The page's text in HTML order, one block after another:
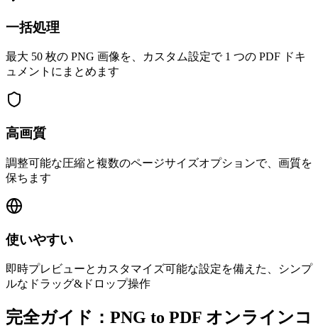
一括処理
最大 50 枚の PNG 画像を、カスタム設定で 1 つの PDF ドキ
ュメントにまとめます
高画質
調整可能な圧縮と複数のページサイズオプションで、画質を
保ちます
使いやすい
即時プレビューとカスタマイズ可能な設定を備えた、シンプ
ルなドラッグ&ドロップ操作
完全ガイド：PNG to PDF オンラインコ